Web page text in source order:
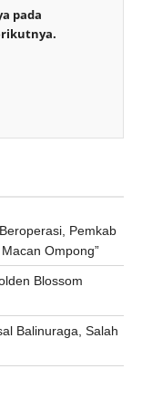
pada
Pemkab
Ompong”
Blossom
Balinuraga, Salah